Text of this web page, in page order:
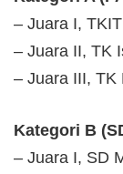
– Juara I,
– Juara II, TK
– Juara III, TK
Kategori B
– Juara I, SD